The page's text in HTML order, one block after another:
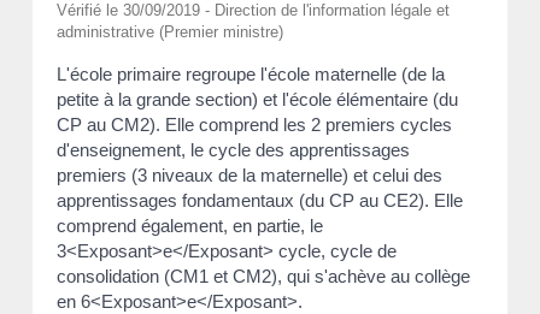
Vérifié le 30/09/2019 - Direction de l'information légale et
administrative (Premier ministre)
L'école primaire regroupe l'école maternelle (de la
petite à la grande section) et l'école élémentaire (du
CP au CM2). Elle comprend les 2 premiers cycles
d'enseignement, le cycle des apprentissages
premiers (3 niveaux de la maternelle) et celui des
apprentissages fondamentaux (du CP au CE2). Elle
comprend également, en partie, le
3<Exposant>e</Exposant> cycle, cycle de
consolidation (CM1 et CM2), qui s'achève au collège
en 6<Exposant>e</Exposant>.